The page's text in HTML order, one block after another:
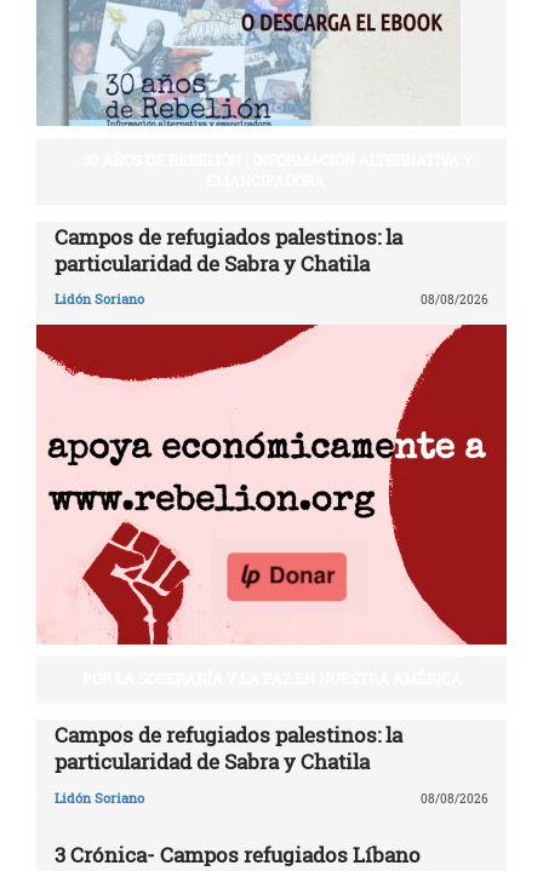
Campos de refugiados palestinos: la
particularidad de Sabra y Chatila
Lidón Soriano 08/08/2026
Campos de refugiados palestinos: la
particularidad de Sabra y Chatila
Lidón Soriano 08/08/2026
3 Crónica- Campos refugiados Líbano